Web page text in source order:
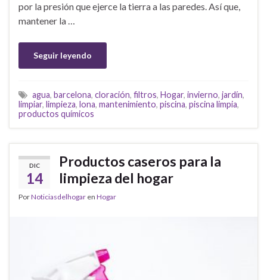
por la presión que ejerce la tierra a las paredes. Así que,
mantener la …
Seguir leyendo
agua, barcelona, cloración, filtros, Hogar, invierno, jardín,
limpiar, limpieza, lona, mantenimiento, piscina, piscina limpia,
productos químicos
DIC
14
Productos caseros para la
limpieza del hogar
PorNoticiasdelhogar en Hogar